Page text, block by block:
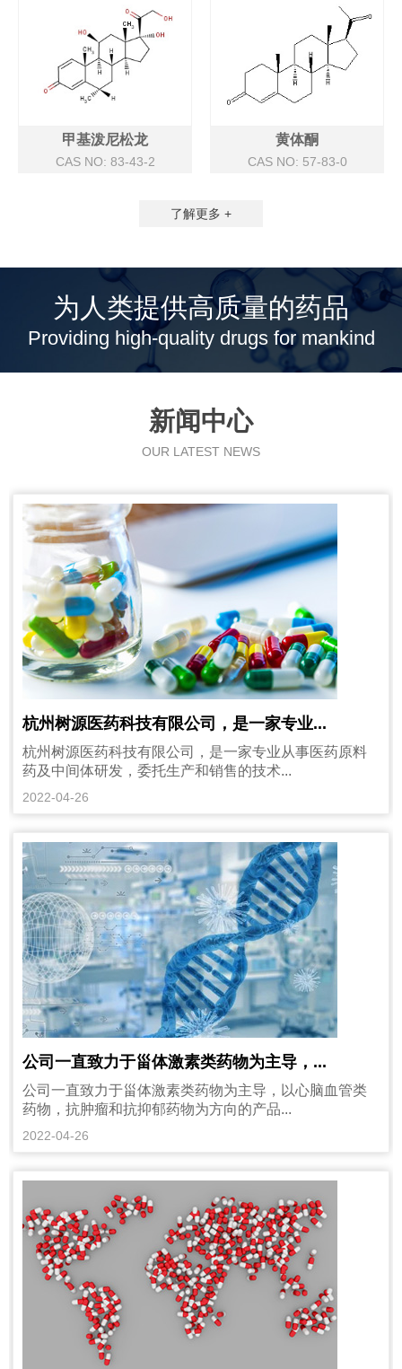
甲基泼尼松龙
CAS NO: 83-43-2
黄体酮
CAS NO: 57-83-0
了解更多 +
为人类提供高质量的药品
Providing high-quality drugs for mankind
新闻中心
OUR LATEST NEWS
杭州树源医药科技有限公司，是一家专业...
杭州树源医药科技有限公司，是一家专业从事医药原料
药及中间体研发，委托生产和销售的技术...
2022-04-26
公司一直致力于甾体激素类药物为主导，...
公司一直致力于甾体激素类药物为主导，以心脑血管类
药物，抗肿瘤和抗抑郁药物为方向的产品...
2022-04-26